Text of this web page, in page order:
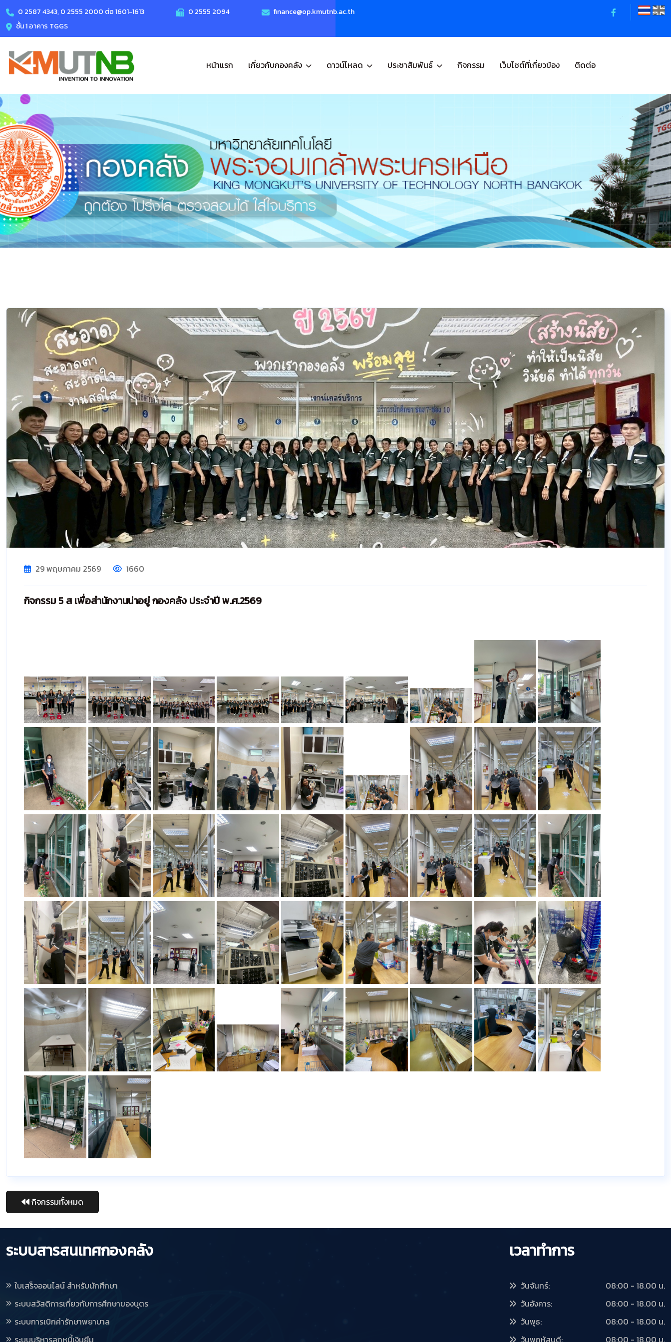
0 2587 4343, 0 2555 2000 ต่อ 1601-1613 0 2555 2094
finance@op.kmutnb.ac.th
ชั้น 1 อาคาร TGGS
หน้าแรก เกี่ยวกับกองคลัง ดาวน์โหลด ประชาสัมพันธ์ กิจกรรม เว็บไซต์ที่เกี่ยวข้อง ติดต่อ
29 พฤษภาคม 2569 1660
กิจกรรม 5 ส เพื่อสำนักงานน่าอยู่ กองคลัง ประจำปี พ.ศ.2569
กิจกรรมทั้งหมด
ระบบสารสนเทศกองคลัง
ใบเสร็จออนไลน์ สำหรับนักศึกษา
ระบบสวัสดิการเกี่ยวกับการศึกษาของบุตร
ระบบการเบิกค่ารักษาพยาบาล
ระบบบริหารลูกหนี้เงินยืม
เวลาทำการ
วันจันทร์:
08:00 - 18.00 น.
วันอังคาร:
08:00 - 18.00 น.
วันพุธ:
08:00 - 18.00 น.
วันพฤหัสบดี:
08:00 - 18.00 น.